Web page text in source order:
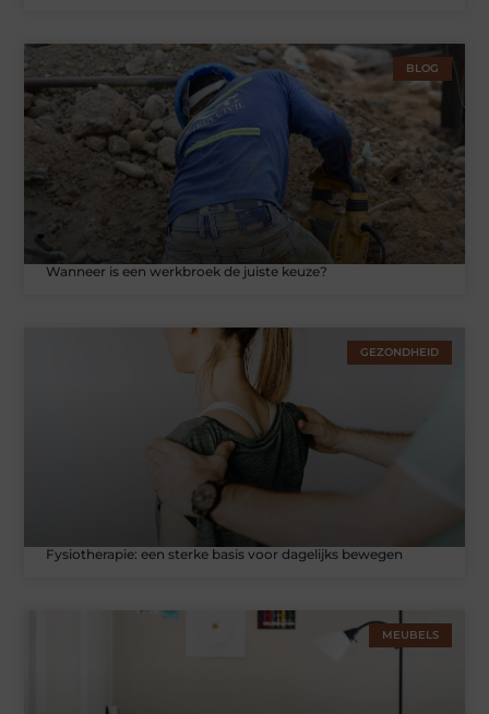
BLOG
Wanneer is een werkbroek de juiste keuze?
GEZONDHEID
Fysiotherapie: een sterke basis voor dagelijks bewegen
MEUBELS